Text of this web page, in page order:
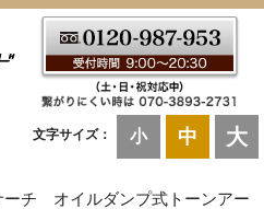
文字サイズ： 小 中 大
チ オイルダンプ式トーンアー